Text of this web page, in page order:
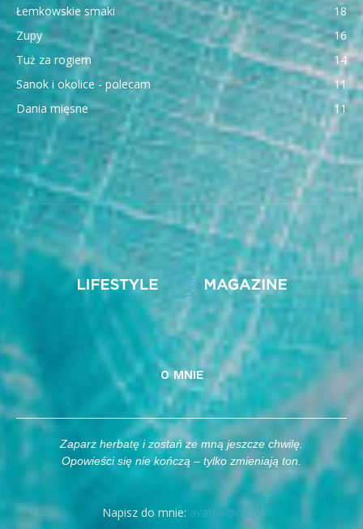
Łemkowskie smaki
18
Zupy
16
Tuż za rogiem
14
Sanok i okolice - polecam
11
Dania mięsne
11
O MNIE
Zaparz herbatę i zostań ze mną jeszcze chwilę.
Opowieści się nie kończą – tylko zmieniają ton.
Napisz do mnie: avatea@o2.pl